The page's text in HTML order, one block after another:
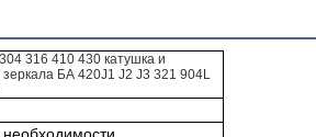
316 410 430 катушка и
БА 420J1 J2 J3 321 904L